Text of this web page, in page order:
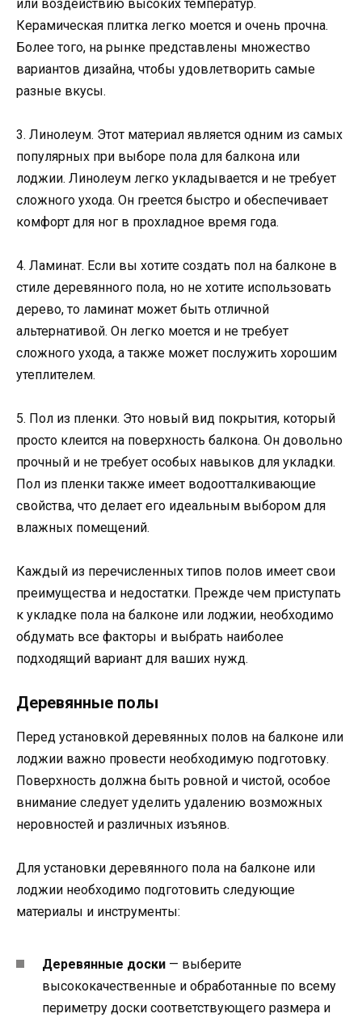
или воздействию высоких температур.
Керамическая плитка легко моется и очень прочна.
Более того, на рынке представлены множество
вариантов дизайна, чтобы удовлетворить самые
разные вкусы.
3. Линолеум. Этот материал является одним из самых
популярных при выборе пола для балкона или
лоджии. Линолеум легко укладывается и не требует
сложного ухода. Он греется быстро и обеспечивает
комфорт для ног в прохладное время года.
4. Ламинат. Если вы хотите создать пол на балконе в
стиле деревянного пола, но не хотите использовать
дерево, то ламинат может быть отличной
альтернативой. Он легко моется и не требует
сложного ухода, а также может послужить хорошим
утеплителем.
5. Пол из пленки. Это новый вид покрытия, который
просто клеится на поверхность балкона. Он довольно
прочный и не требует особых навыков для укладки.
Пол из пленки также имеет водоотталкивающие
свойства, что делает его идеальным выбором для
влажных помещений.
Каждый из перечисленных типов полов имеет свои
преимущества и недостатки. Прежде чем приступать
к укладке пола на балконе или лоджии, необходимо
обдумать все факторы и выбрать наиболее
подходящий вариант для ваших нужд.
Деревянные полы
Перед установкой деревянных полов на балконе или
лоджии важно провести необходимую подготовку.
Поверхность должна быть ровной и чистой, особое
внимание следует уделить удалению возможных
неровностей и различных изъянов.
Для установки деревянного пола на балконе или
лоджии необходимо подготовить следующие
материалы и инструменты:
Деревянные доски — выберите
высококачественные и обработанные по всему
периметру доски соответствующего размера и